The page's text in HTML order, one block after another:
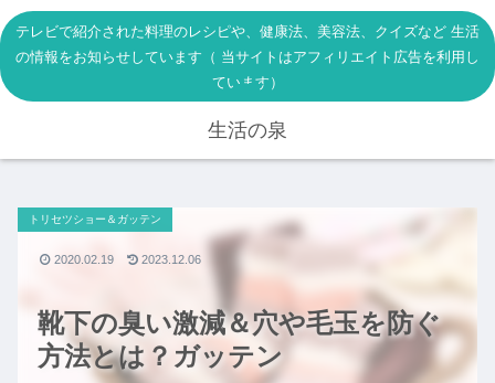
テレビで紹介された料理のレシピや、健康法、美容法、クイズなど 生活
の情報をお知らせしています（ 当サイトはアフィリエイト広告を利用し
ています）
生活の泉
靴下の臭い激減＆穴や毛玉を防ぐ
方法とは？ガッテン
トリセツショー＆ガッテン
2020.02.19 2023.12.06